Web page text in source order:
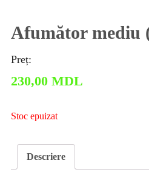
Afumător mediu
Preț:
230,00 MDL
Stoc epuizat
Descriere